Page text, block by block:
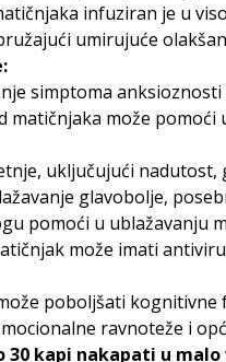
infuziran je u
umirujuće
simptoma
može
uključujući
glavobolje,
pomoći u ublažavanju
može imati
poboljšati
ravnoteže i
kapi nakapati u